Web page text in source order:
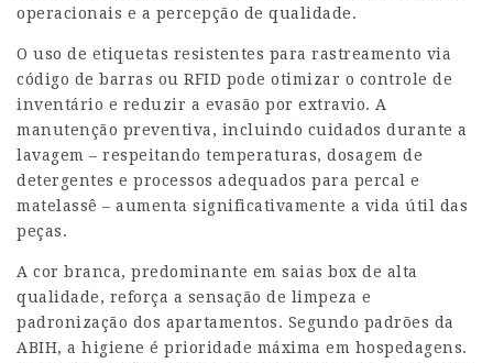
operacionais e a percepção de qualidade.
O uso de etiquetas resistentes para rastreamento via
código de barras ou RFID pode otimizar o controle de
inventário e reduzir a evasão por extravio. A
manutenção preventiva, incluindo cuidados durante a
lavagem – respeitando temperaturas, dosagem de
detergentes e processos adequados para percal e
matelassê – aumenta significativamente a vida útil das
peças.
A cor branca, predominante em saias box de alta
qualidade, reforça a sensação de limpeza e
padronização dos apartamentos. Segundo padrões da
ABIH, a higiene é prioridade máxima em hospedagens.